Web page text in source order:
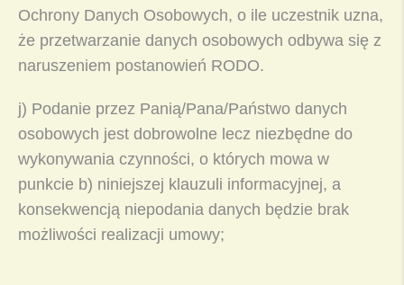
Ochrony Danych Osobowych, o ile uczestnik uzna,
że przetwarzanie danych osobowych odbywa się z
naruszeniem postanowień RODO.
j) Podanie przez Panią/Pana/Państwo danych
osobowych jest dobrowolne lecz niezbędne do
wykonywania czynności, o których mowa w
punkcie b) niniejszej klauzuli informacyjnej, a
konsekwencją niepodania danych będzie brak
możliwości realizacji umowy;